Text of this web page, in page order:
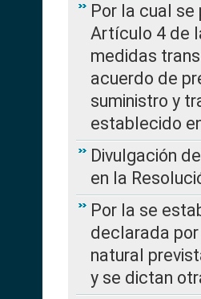
Por la cual
Artículo 4 de
medidas
acuerdo de
suministro y
establecido
Divulgación
en la
Por la se
declarada
natural
y se dictan